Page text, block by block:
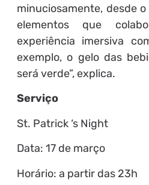
minuciosamente, desde
elementos que
experiência imersiva
exemplo, o gelo das
será verde”, explica.
Serviço
St. Patrick ‘s Night
Data: 17 de março
Horário: a partir das 23h